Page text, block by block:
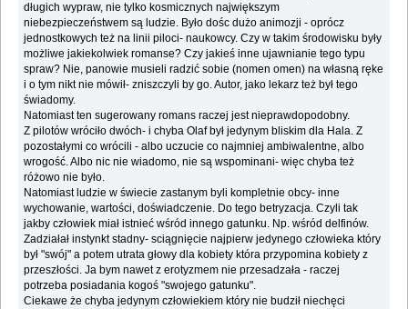
długich wypraw, nie tylko kosmicznych największym
niebezpieczeństwem są ludzie. Było dośc dużo animozji - oprócz
jednostkowych też na linii piloci- naukowcy. Czy w takim środowisku były
możliwe jakiekolwiek romanse? Czy jakieś inne ujawnianie tego typu
spraw? Nie, panowie musieli radzić sobie (nomen omen) na własną ręke
i o tym nikt nie mówił- zniszczyli by go. Autor, jako lekarz też był tego
świadomy.
Natomiast ten sugerowany romans raczej jest nieprawdopodobny.
Z pilotów wróciło dwóch- i chyba Olaf był jedynym bliskim dla Hala. Z
pozostałymi co wrócili - albo uczucie co najmniej ambiwalentne, albo
wrogość. Albo nic nie wiadomo, nie są wspominani- więc chyba też
różowo nie było.
Natomiast ludzie w świecie zastanym byli kompletnie obcy- inne
wychowanie, wartości, doświadczenie. Do tego betryzacja. Czyli tak
jakby człowiek miał istnieć wśród innego gatunku. Np. wśród delfinów.
Zadziałał instynkt stadny- sciągnięcie najpierw jedynego człowieka który
był "swój" a potem utrata głowy dla kobiety która przypomina kobiety z
przeszłości. Ja bym nawet z erotyzmem nie przesadzała - raczej
potrzeba posiadania kogoś "swojego gatunku".
Ciekawe że chyba jedynym człowiekiem który nie budził niechęci